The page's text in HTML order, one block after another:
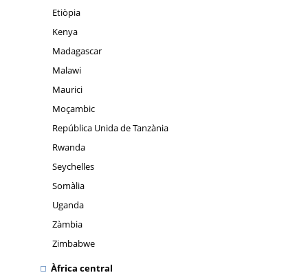
Etiòpia
Kenya
Madagascar
Malawi
Maurici
Moçambic
República Unida de Tanzània
Rwanda
Seychelles
Somàlia
Uganda
Zàmbia
Zimbabwe
Àfrica central